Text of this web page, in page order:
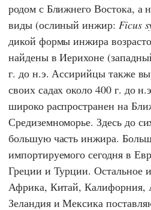
родом с Ближнего Востока, а
виды (ослиный инжир: Ficus
дикой формы инжира
найдены в Иерихоне
г. до н.э. Ассирийцы также
своих садах около 400 г. до
широко распространен на
Средиземноморье. Здесь до
большую часть инжира.
импортируемого сегодня в
Греции и Турции. Остальное
Африка, Китай, Калифорния,
Зеландия и Мексика